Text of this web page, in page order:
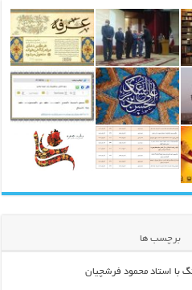
برچسب ها
با استاد محمود فرشچیان